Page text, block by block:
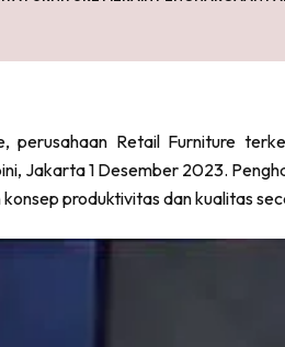
untuk menunjang pengalaman
perusahaan Retail Furniture
Jakarta 1 Desember 2023.
produktivitas dan kualitas